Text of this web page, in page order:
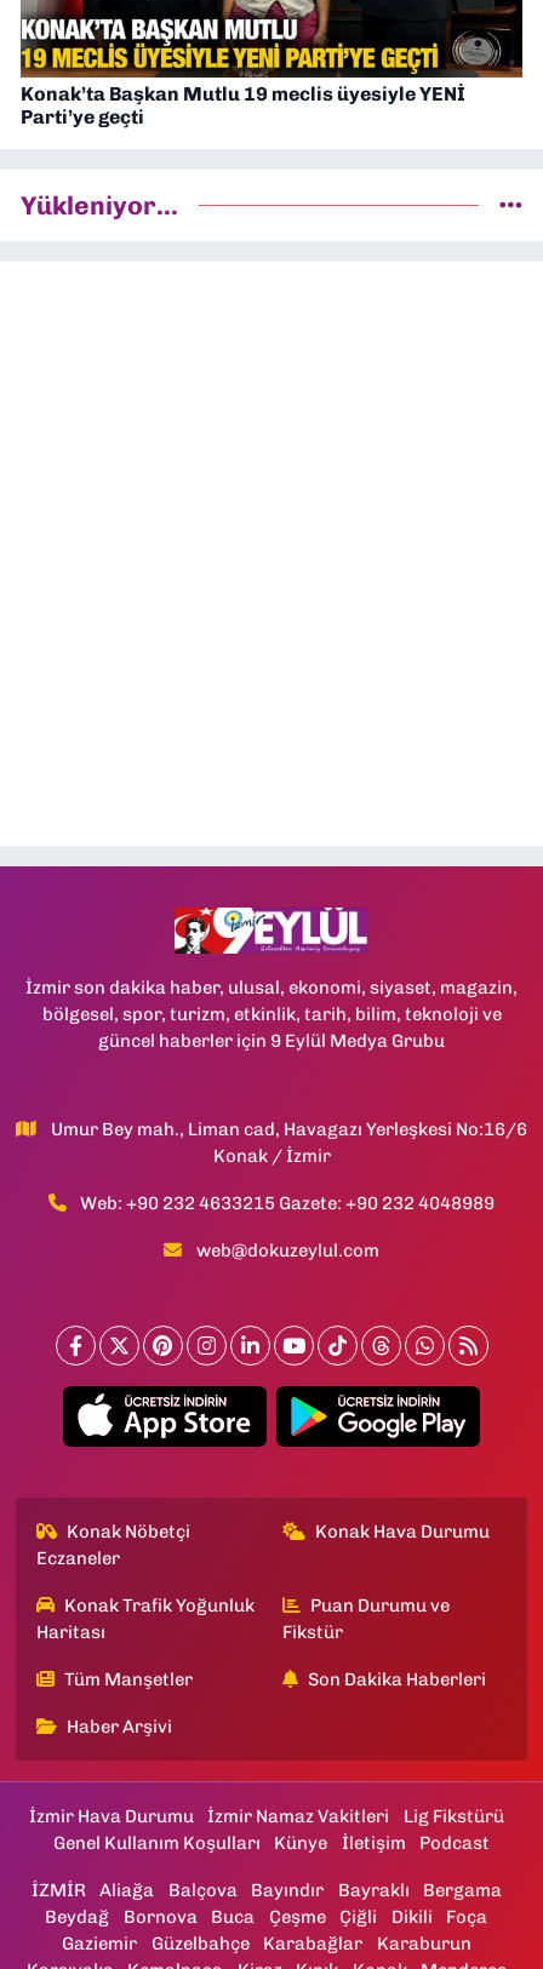
Konak’ta Başkan Mutlu 19 meclis üyesiyle YENİ
Parti’ye geçti
Yükleniyor...
İzmir son dakika haber, ulusal, ekonomi, siyaset, magazin,
bölgesel, spor, turizm, etkinlik, tarih, bilim, teknoloji ve
güncel haberler için 9 Eylül Medya Grubu
Umur Bey mah., Liman cad, Havagazı Yerleşkesi No:16/6
Konak / İzmir
Web: +90 232 4633215 Gazete: +90 232 4048989
web@dokuzeylul.com
Konak Nöbetçi
Eczaneler
Konak Hava Durumu
Konak Trafik Yoğunluk
Haritası
Puan Durumu ve
Fikstür
Tüm Manşetler Son Dakika Haberleri
Haber Arşivi
İzmir Hava Durumu İzmir Namaz Vakitleri
Lig Fikstürü
Genel Kullanım Koşulları
Künye İletişim Podcast
İZMİR Aliağa Balçova Bayındır Bayraklı
Bergama
Beydağ
Bornova Buca Çeşme Çiğli Dikili
Foça
Gaziemir
Güzelbahçe Karabağlar
Karaburun